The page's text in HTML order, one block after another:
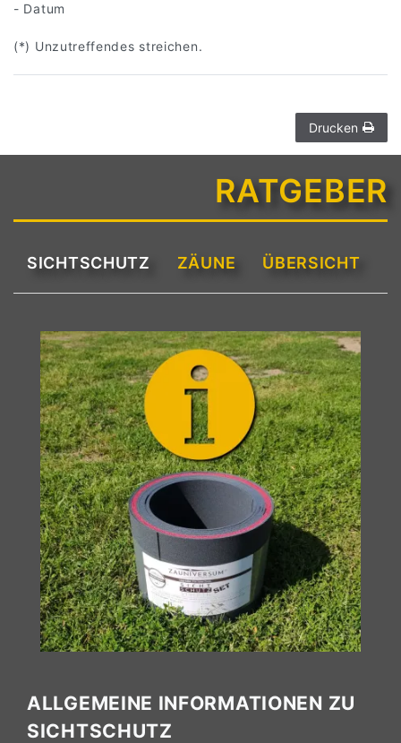
- Datum
(*) Unzutreffendes streichen.
Drucken
RATGEBER
SICHTSCHUTZ ZÄUNE ÜBERSICHT
ALLGEMEINE INFORMATIONEN ZU
SICHTSCHUTZ